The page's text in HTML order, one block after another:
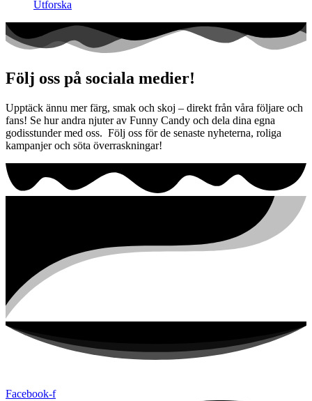
Utforska
Följ oss på sociala medier!
Upptäck ännu mer färg, smak och skoj – direkt från våra följare och
fans! Se hur andra njuter av Funny Candy och dela dina egna
godisstunder med oss. Följ oss för de senaste nyheterna, roliga
kampanjer och söta överraskningar!
Facebook-f